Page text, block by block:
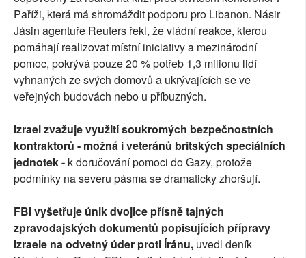
Paříži, která má shromáždit podporu pro Libanon. Násir
Jásin agentuře Reuters řekl, že vládní reakce, kterou
pomáhají realizovat místní iniciativy a mezinárodní
pomoc, pokrývá pouze 20 % potřeb 1,3 milionu lidí
vyhnaných ze svých domovů a ukrývajících se ve
veřejných budovách nebo u příbuzných.
Izrael zvažuje využití soukromých bezpečnostních
kontraktorů - možná i veteránů britských speciálních
jednotek - k doručování pomoci do Gazy, protože
podmínky na severu pásma se dramaticky zhoršují.
FBI vyšetřuje únik dvojice přísně tajných
zpravodajských dokumentů popisujících přípravy
Izraele na odvetný úder proti Íránu, uvedl deník